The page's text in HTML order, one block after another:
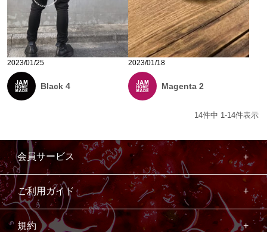
2023/01/25
Black 4
2023/01/18
Magenta 2
14件中 1-14件表示
会員サービス
ご利用ガイド
規約